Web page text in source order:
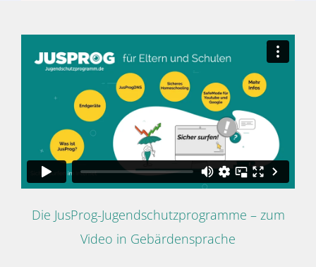
Die JusProg-Jugendschutzprogramme – zum
Video in Gebärdensprache